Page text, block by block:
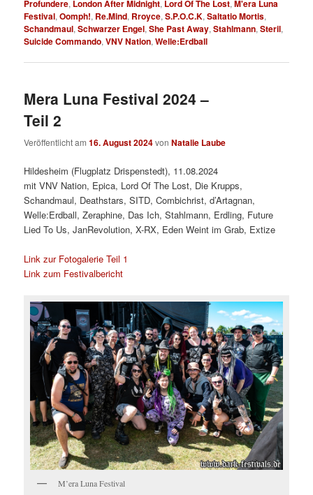
Profundere, London After Midnight, Lord Of The Lost,M'era Luna
Festival,Oomph!, Re.Mind, Rroyce,S.P.O.C.K,Saltatio Mortis,
Schandmaul,Schwarzer Engel,She Past Away,Stahlmann,Steril,
Suicide Commando,VNV Nation,Welle:Erdball
Mera Luna Festival 2024 –
Teil 2
Veröffentlicht am16. August 2024vonNatalie Laube
Hildesheim (Flugplatz Drispenstedt), 11.08.2024
mit VNV Nation, Epica, Lord Of The Lost, Die Krupps,
Schandmaul, Deathstars, SITD, Combichrist, d’Artagnan,
Welle:Erdball, Zeraphine, Das Ich, Stahlmann, Erdling, Future
Lied To Us, JanRevolution, X-RX, Eden Weint im Grab, Extize
Link zur Fotogalerie Teil 1
Link zum Festivalbericht
M’era Luna Festival